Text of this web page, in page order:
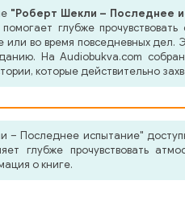
"Роберт Шекли – Последнее
глубже
во время повседневных дел.
На Audiobukva.com
которые действительно
– Последнее испытание"
глубже прочувствовать
о книге.